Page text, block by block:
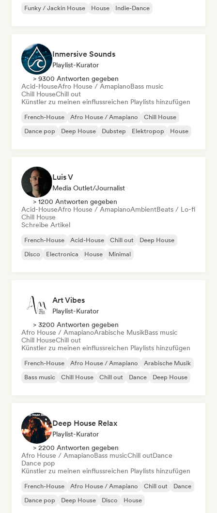
Funky / Jackin House House Indie-Dance
Inmersive Sounds
Playlist-Kurator
> 9300 Antworten gegeben
Acid-HouseAfro House / AmapianoBass music
Chill HouseChill out
Künstler zu meinen einflussreichen Playlists hinzufügen
French-House Afro House / Amapiano
Chill House
Dance pop
Deep House Dubstep Elektropop House
Luis V
Media Outlet/Journalist
> 1200 Antworten gegeben
Acid-HouseAfro House / AmapianoAmbientBeats / Lo-fi
Chill House
Schreibe Artikel
French-House Acid-House Chill out
Deep House
Disco
Electronica House Minimal
Art Vibes
Playlist-Kurator
> 3200 Antworten gegeben
Afro House / AmapianoArabische MusikBass music
Chill HouseChill out
Künstler zu meinen einflussreichen Playlists hinzufügen
French-House Afro House / Amapiano
Arabische Musik
Bass music
Chill House Chill out Dance Deep House
Deep House Relax
Playlist-Kurator
> 2200 Antworten gegeben
Afro House / AmapianoBass musicChill outDance
Dance pop
Künstler zu meinen einflussreichen Playlists hinzufügen
French-House Afro House / Amapiano Chill out
Dance
Dance pop
Deep House Disco House